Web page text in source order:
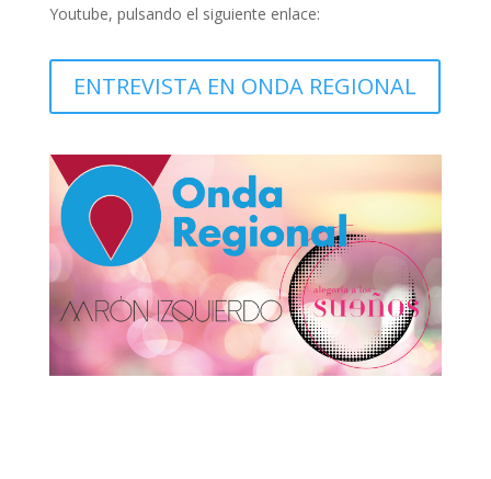
Youtube, pulsando el siguiente enlace:
ENTREVISTA EN ONDA REGIONAL